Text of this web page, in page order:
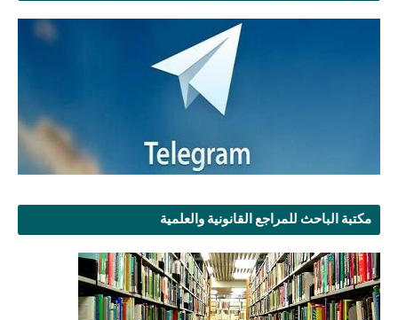
مكتبة الباحث للمراجع القانونية والعلمية